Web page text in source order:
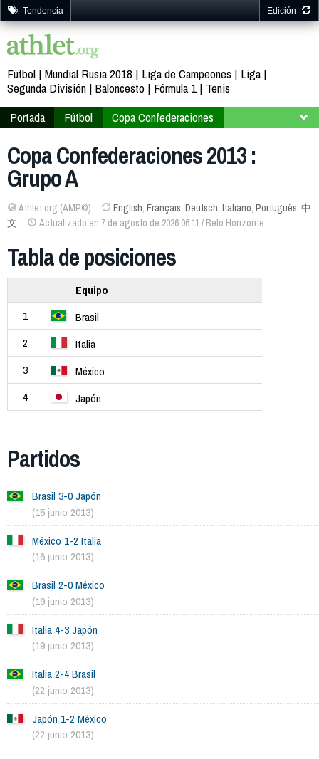
Tendencia Edición
Fútbol Mundial Rusia 2018 Liga de Campeones
Liga
Segunda División Baloncesto Fórmula 1
Tenis
Portada
Fútbol
Copa Confederaciones
Copa Confederaciones 2013 :
Grupo A
Athlet.org (AMP©) English, Français, Deutsch, Italiano, Português, 中
文
Actualizado en 7 de agosto de 2026 06:11 / Belo Horizonte
Tabla de posiciones
Equipo
1
Brasil
2
Italia
3
México
4
Japón
Partidos
Brasil 3-0 Japón
(15 junio 2013)
México 1-2 Italia
(16 junio 2013)
Brasil 2-0 México
(19 junio 2013)
Italia 4-3 Japón
(19 junio 2013)
Italia 2-4 Brasil
(22 junio 2013)
Japón 1-2 México
(22 junio 2013)